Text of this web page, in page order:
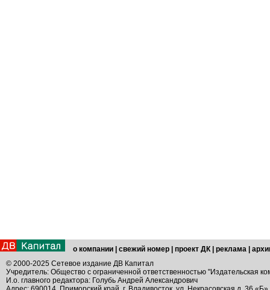
о компании свежий номер проект ДК реклама
© 2000-2025 Сетевое издание ДВ Капитал
Учредитель: Общество с ограниченной ответственностью "Издательская
И.о. главного редактора: Голубь Андрей Александрович